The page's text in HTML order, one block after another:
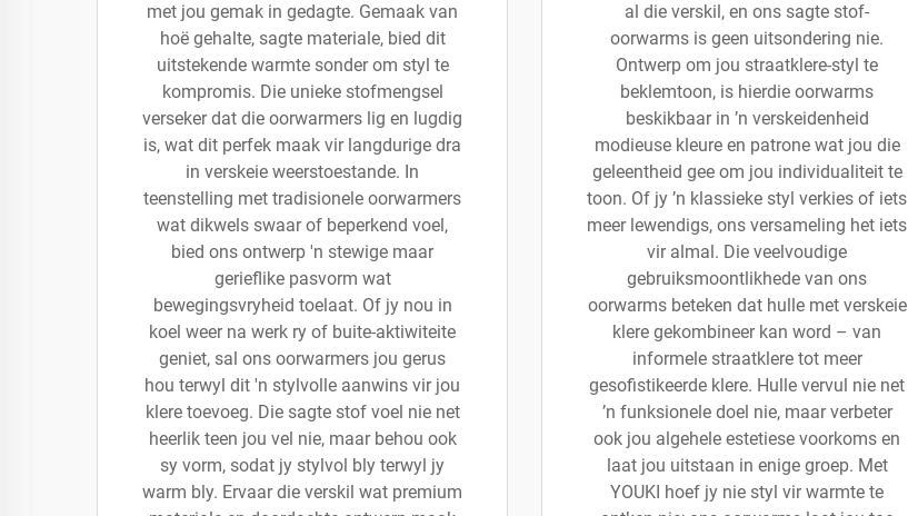
met jou gemak in gedagte. Gemaak van
hoë gehalte, sagte materiale, bied dit
uitstekende warmte sonder om styl te
kompromis. Die unieke stofmengsel
verseker dat die oorwarmers lig en lugdig
is, wat dit perfek maak vir langdurige dra
in verskeie weerstoestande. In
teenstelling met tradisionele oorwarmers
wat dikwels swaar of beperkend voel,
bied ons ontwerp 'n stewige maar
gerieflike pasvorm wat
bewegingsvryheid toelaat. Of jy nou in
koel weer na werk ry of buite-aktiwiteite
geniet, sal ons oorwarmers jou gerus
hou terwyl dit 'n stylvolle aanwins vir jou
klere toevoeg. Die sagte stof voel nie net
heerlik teen jou vel nie, maar behou ook
sy vorm, sodat jy stylvol bly terwyl jy
warm bly. Ervaar die verskil wat premium
al die verskil, en ons sagte stof-
oorwarms is geen uitsondering nie.
Ontwerp om jou straatklere-styl te
beklemtoon, is hierdie oorwarms
beskikbaar in ’n verskeidenheid
modieuse kleure en patrone wat jou die
geleentheid gee om jou individualiteit te
toon. Of jy ’n klassieke styl verkies of iets
meer lewendigs, ons versameling het iets
vir almal. Die veelvoudige
gebruiksmoontlikhede van ons
oorwarms beteken dat hulle met verskeie
klere gekombineer kan word – van
informele straatklere tot meer
gesofistikeerde klere. Hulle vervul nie net
’n funksionele doel nie, maar verbeter
ook jou algehele estetiese voorkoms en
laat jou uitstaan in enige groep. Met
YOUKI hoef jy nie styl vir warmte te